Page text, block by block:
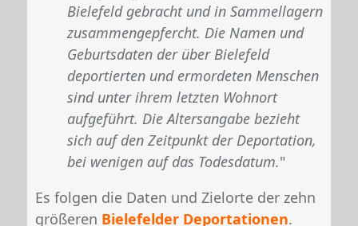
Bielefeld gebracht und in Sammellagern
zusammengepfercht. Die Namen und
Geburtsdaten der über Bielefeld
deportierten und ermordeten Menschen
sind unter ihrem letzten Wohnort
aufgeführt. Die Altersangabe bezieht
sich auf den Zeitpunkt der Deportation,
bei wenigen auf das Todesdatum."
Es folgen die Daten und Zielorte der zehn
größeren Bielefelder Deportationen.